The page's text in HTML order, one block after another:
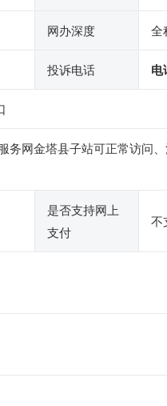
网办深度 全
投诉电话 电
务网金塔县子站可正常访问
是否支持网上
支付
不